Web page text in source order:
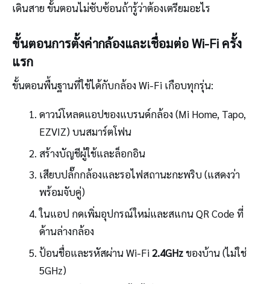
เดินสาย ขั้นตอนไม่ซับซ้อนถ้ารู้ว่าต้องเตรียมอะไร
ขั้นตอนการตั้งค่ากล้องและเชื่อมต่อ Wi-Fi ครั้ง
แรก
ขั้นตอนพื้นฐานที่ใช้ได้กับกล้อง Wi-Fi เกือบทุกรุ่น:
ดาวน์โหลดแอปของแบรนด์กล้อง (Mi Home, Tapo,
EZVIZ) บนสมาร์ตโฟน
สร้างบัญชีผู้ใช้และล็อกอิน
เสียบปลั๊กกล้องและรอไฟสถานะกะพริบ (แสดงว่า
พร้อมจับคู่)
ในแอป กดเพิ่มอุปกรณ์ใหม่และสแกน QR Code ที่
ด้านล่างกล้อง
ป้อนชื่อและรหัสผ่าน Wi-Fi2.4GHzของบ้าน (ไม่ใช่
5GHz)